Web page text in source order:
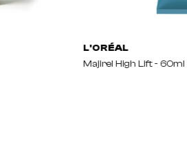
L'ORÉAL
Majirel High Lift - 60ml